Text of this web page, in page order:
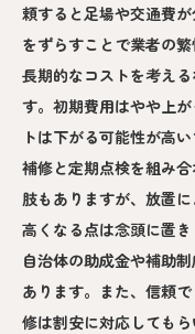
頼すると足場や交通費
をずらすことで業者の
長期的なコストを考え
す。初期費用はやや上
トは下がる可能性が高
補修と定期点検を組み
肢もありますが、放置
高くなる点は念頭に置き
自治体の助成金や補助
あります。また、信頼
修は割安に対応しても